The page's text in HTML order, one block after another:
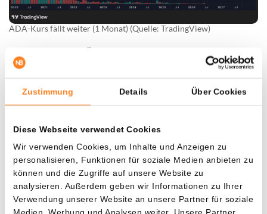
Zustimmung Details Über Cookies
Diese Webseite verwendet Cookies
Wir verwenden Cookies, um Inhalte und Anzeigen zu
personalisieren, Funktionen für soziale Medien anbieten zu
können und die Zugriffe auf unsere Website zu
analysieren. Außerdem geben wir Informationen zu Ihrer
Verwendung unserer Website an unsere Partner für soziale
ADA-Kurs fällt weiter (1 Monat) (Quelle: TradingView)
stellte
deshalb kürzlich einen neuen Plan zur Reform der
Entscheidungsprozesse im Netzwerk vor, nachdem sich
Vertreter und Entwickler zunehmend uneinig gezeigt
Protokoll selbst, beschädigt aber das Vertrauen in das
breitere Ökosystem. Angesichts der ohnehin
pessimistischen Marktstimmung kommt der Vorfall zudem
zu einem besonders ungünstigen Zeitpunkt. Neben